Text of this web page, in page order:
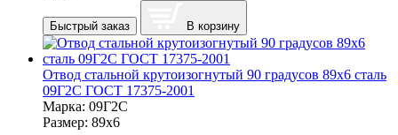
Быстрый заказ В корзину
Отвод стальной крутоизогнутый 90 градусов 89х6 сталь
09Г2С ГОСТ 17375-2001
Марка: 09Г2С
Размер: 89х6